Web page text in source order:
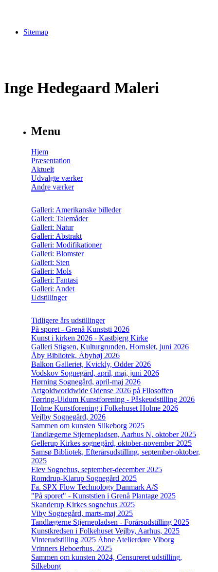
Sitemap
Inge Hedegaard Maleri
Menu
Hjem
Præsentation
Aktuelt
Udvalgte værker
Andre værker
Galleri: Amerikanske billeder
Galleri: Talemåder
Galleri: Natur
Galleri: Abstrakt
Galleri: Modifikationer
Galleri: Blomster
Galleri: Sten
Galleri: Mols
Galleri: Fantasi
Galleri: Andet
Udstillinger
Tidligere års udstillinger
På sporet - Grenå Kunststi 2026
Kunst i kirken 2026 - Kastbjerg Kirke
Galleri Stigsen, Kulturgrunden, Hornslet, juni 2026
Åby Bibliotek, Åbyhøj 2026
Balkon Galleriet, Kvickly, Odder 2026
Vodskov Sognegård, april, maj, juni 2026
Hørning Sognegård, april-maj 2026
Artgoldworldwide Odense 2026 på Filosoffen
Tørring-Uldum Kunstforening - Påskeudstilling 2026
Holme Kunstforening i Folkehuset Holme 2026
Vejlby Sognegård, 2026
Sammen om kunsten Silkeborg 2025
Tandlægerne Stjernepladsen, Aarhus N, oktober 2025
Gellerup Kirkes sognegård, oktober-november 2025
Samsø Bibliotek, Efterårsudstilling, september-oktober,
2025
Elev Sognehus, september-december 2025
Romdrup-Klarup Sognegård 2025
Fa. SPX Flow Technology Danmark A/S
"På sporet" - Kunststien i Grenå Plantage 2025
Skanderup Kirkes sognehus 2025
Viby Sognegård, marts-maj 2025
Tandlægerne Stjernepladsen - Forårsudstilling 2025
Kunstkredsen i Folkehuset Vejlby, Aarhus, 2025
Vinterudstilling 2025 Åbne Atelierdøre Viborg
Vrinners Beboerhus, 2025
Sammen om kunsten 2024, Censureret udstilling,
Silkeborg